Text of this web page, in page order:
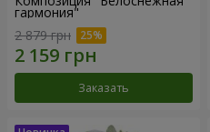
гармония"
2 879 грн
Заказать